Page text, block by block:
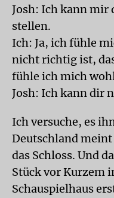
Josh: Ich kann
stellen.
Ich: Ja, ich fühle
nicht richtig ist,
fühle ich mich
Josh: Ich kann dir
Ich versuche, es
Deutschland
das Schloss. Und
Stück vor Kurzem
Schauspielhaus